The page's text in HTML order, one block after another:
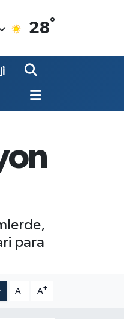
28°
para
A- A+